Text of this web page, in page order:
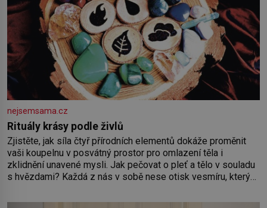
nejsemsama.cz
Rituály krásy podle živlů
Zjistěte, jak síla čtyř přírodních elementů dokáže proměnit
vaši koupelnu v posvátný prostor pro omlazení těla i
zklidnění unavené mysli. Jak pečovat o pleť a tělo v souladu
s hvězdami? Každá z nás v sobě nese otisk vesmíru, který
pokožky. Ohnivá znamení Ženy narozené ve znamení Berana,